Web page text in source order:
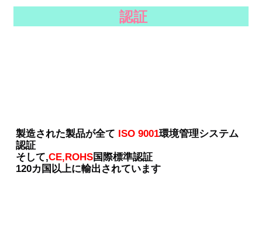
認証
製造された製品が全て ISO 9001環境管理システム
認証
そして,CE,ROHS国際標準認証
120カ国以上に輸出されています